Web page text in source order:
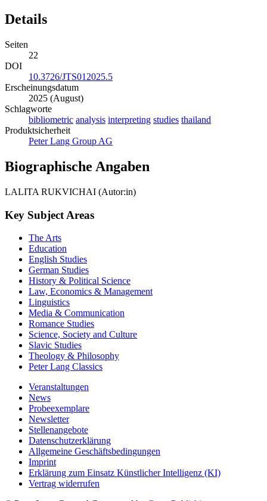
Details
Seiten
22
DOI
10.3726/JTS012025.5
Erscheinungsdatum
2025 (August)
Schlagworte
bibliometric analysis interpreting studies thailand
Produktsicherheit
Peter Lang Group AG
Biographische Angaben
LALITA RUKVICHAI (Autor:in)
Key Subject Areas
The Arts
Education
English Studies
German Studies
History & Political Science
Law, Economics & Management
Linguistics
Media & Communication
Romance Studies
Science, Society and Culture
Slavic Studies
Theology & Philosophy
Peter Lang Classics
Veranstaltungen
News
Probeexemplare
Newsletter
Stellenangebote
Datenschutzerklärung
Allgemeine Geschäftsbedingungen
Imprint
Erklärung zum Einsatz Künstlicher Intelligenz (KI)
Vertrag widerrufen